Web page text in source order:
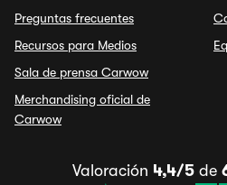
Preguntas frecuentes
Recursos para Medios
Sala de prensa Carwow
Merchandising oficial de
Carwow
Valoración 4,4/5de